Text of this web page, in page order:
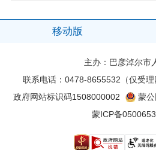
移动版
主办：巴彦淖尔市
联系电话：0478-8655532（仅受理
政府网站标识码1508000002
蒙
蒙ICP备